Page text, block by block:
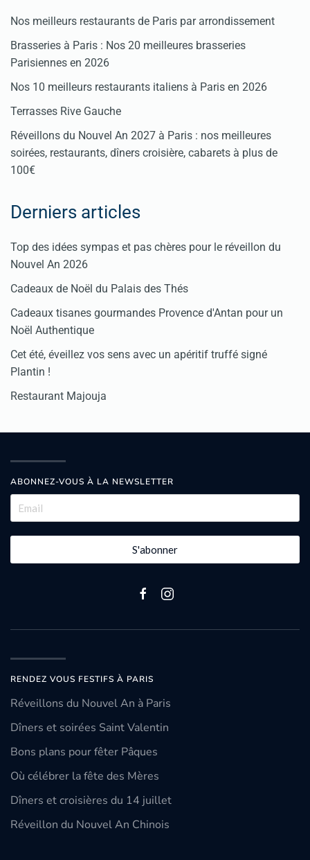
Nos meilleurs restaurants de Paris par arrondissement
Brasseries à Paris : Nos 20 meilleures brasseries
Parisiennes en 2026
Nos 10 meilleurs restaurants italiens à Paris en 2026
Terrasses Rive Gauche
Réveillons du Nouvel An 2027 à Paris : nos meilleures
soirées, restaurants, dîners croisière, cabarets à plus de
100€
Derniers articles
Top des idées sympas et pas chères pour le réveillon du
Nouvel An 2026
Cadeaux de Noël du Palais des Thés
Cadeaux tisanes gourmandes Provence d'Antan pour un
Noël Authentique
Cet été, éveillez vos sens avec un apéritif truffé signé
Plantin !
Restaurant Majouja
ABONNEZ-VOUS À LA NEWSLETTER
S'abonner
RENDEZ VOUS FESTIFS À PARIS
Réveillons du Nouvel An à Paris
Dîners et soirées Saint Valentin
Bons plans pour fêter Pâques
Où célébrer la fête des Mères
Dîners et croisières du 14 juillet
Réveillon du Nouvel An Chinois